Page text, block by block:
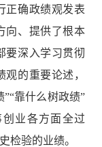
正确政绩观发表
向、提供了根本
要深入学习贯彻
的重要论述，
靠什么树政绩”
业各方面全过
检验的业绩。